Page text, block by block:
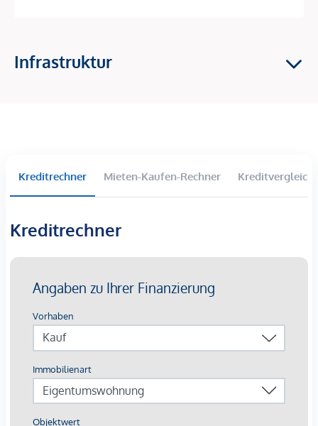
Grünanlagen und Spielplatz im Innenhof
Ideal für langfristige Mieteinnahmen und
Wertsteigerungspotenzial
Setzen Sie auf ein Investment, das durch Standortqualität,
Flexibilität und Zukunftssicherheit überzeugt – Ihre
Investition in langfristige Renditen und Wertzuwachs.
Erstklassige Lage für höchste Mieterzufriedenheit
In der Traisengasse 20–22 im Herzen des 20. Wiener
Bezirks genießen Ihre Mieter die perfekte Balance aus
Stadtnähe und grüner Umgebung. Die Lage am Donaukanal
und der Augarten laden zu Freizeit und Entspannung ein,
während die Anbindung mit öffentlichen Verkehrsmitteln
ins Zentrum von Wien kurze Wege sichert.
Infrastruktur
Kreditrechner Mieten-Kaufen-Rechner Kreditvergleich
Kreditrechner